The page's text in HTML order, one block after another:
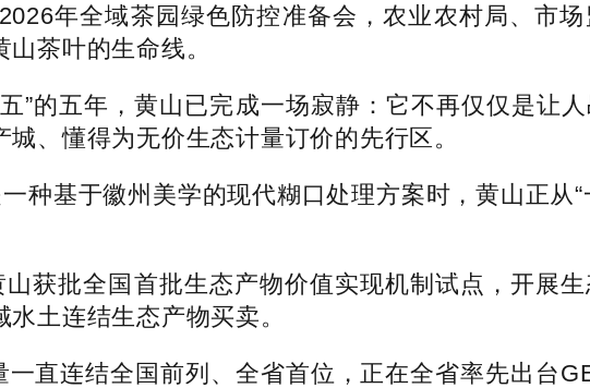
年全域茶园绿色防控准备会，农业农村局、市场
茶叶的生命线。
的五年，黄山已完成一场寂静：它不再仅仅是让
、懂得为无价生态计量订价的先行区。
基于徽州美学的现代糊口处理方案时，黄山正从“
获批全国首批生态产物价值实现机制试点，开展
土连结生态产物买卖。
直连结全国前列、全省首位，正在全省率先出台